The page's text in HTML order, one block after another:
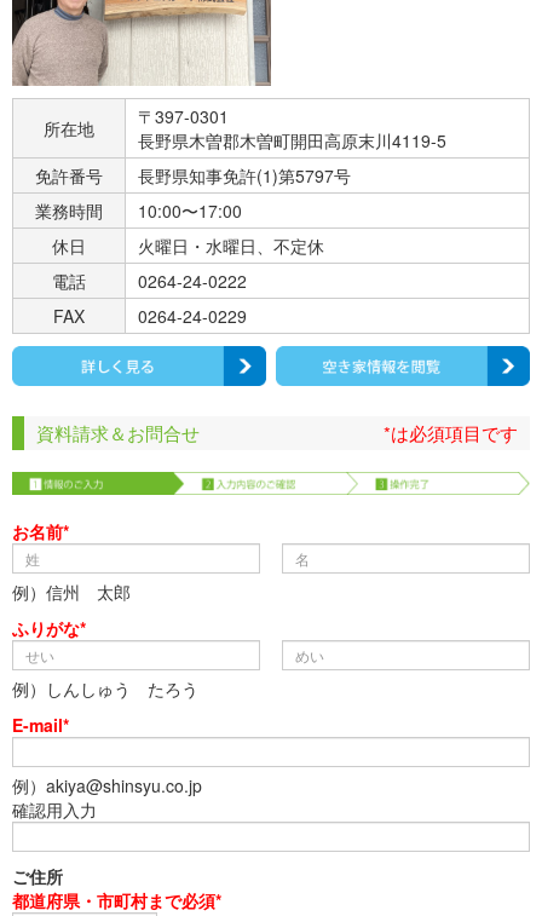
所在地
〒397-0301
長野県木曽郡木曽町開田高原末川4119-5
免許番号
長野県知事免許(1)第5797号
業務時間
10:00〜17:00
休日
火曜日・水曜日、不定休
電話
0264-24-0222
FAX
0264-24-0229
資料請求＆お問合せ *は必須項目です
お名前*
例）信州 太郎
ふりがな*
例）しんしゅう たろう
E-mail*
例）akiya@shinsyu.co.jp
確認用入力
ご住所
都道府県・市町村まで必須*